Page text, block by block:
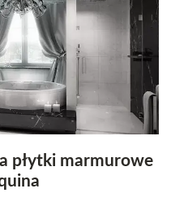
płytki marmurowe